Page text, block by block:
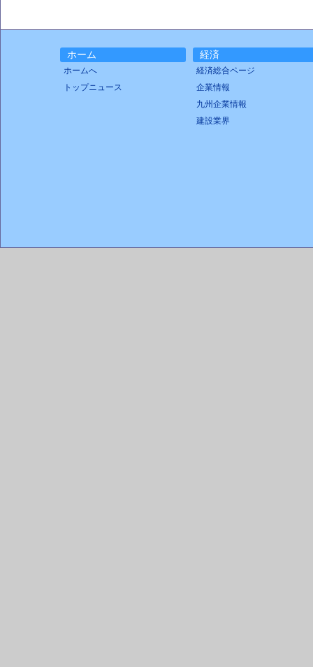
ホーム
ホームへ
トップニュース
経済
経済総合ページ
企業情報
九州企業情報
建設業界